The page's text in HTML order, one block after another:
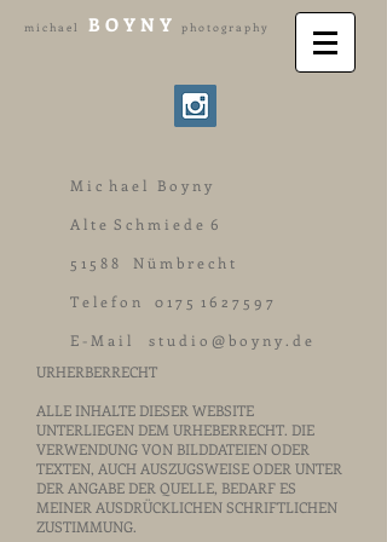
m i c h a e l B O Y N Y p h o t o g r a p h y
M i c h a e l B o y n y
A l t e S c h m i e d e 6
5 1 5 8 8 N ü m b r e c h t
T e l e f o n 0 1 7 5 1 6 2 7 5 9 7
E - M a i l s t u d i o @ b o y n y . d e
URHERBERRECHT
ALLE INHALTE DIESER WEBSITE
UNTERLIEGEN DEM URHEBERRECHT. DIE
VERWENDUNG VON BILDDATEIEN ODER
TEXTEN, AUCH AUSZUGSWEISE ODER UNTER
DER ANGABE DER QUELLE, BEDARF ES
MEINER AUSDRÜCKLICHEN SCHRIFTLICHEN
ZUSTIMMUNG.